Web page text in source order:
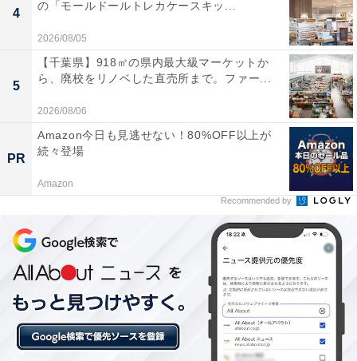
女性が再び働き方の選択を迫られる可能性も
――働いている本人の生き方への影響も大きいですが、
その家族の生活にも少なからず影響は出そうですね。
まさにその通りだと思います。例えば、近年不登校の児
童生徒の数が増加していますが、リモートワークだとお
子さんが不登校傾向にあっても家にいてあげられますよ
ね。それがなくなるのは親子双方に影響が大きいのでは
ないかと思います。
4
の「モールドールトレカケースキッ...
2026/08/05
5
【千葉県】918㎡の県内最大級マーケットか
ら、廃校をリノベした直売所まで。ファー...
2026/08/06
PR
Amazon今日も見逃せない！80%OFF以上が
続々登場
Amazon
Recommended by